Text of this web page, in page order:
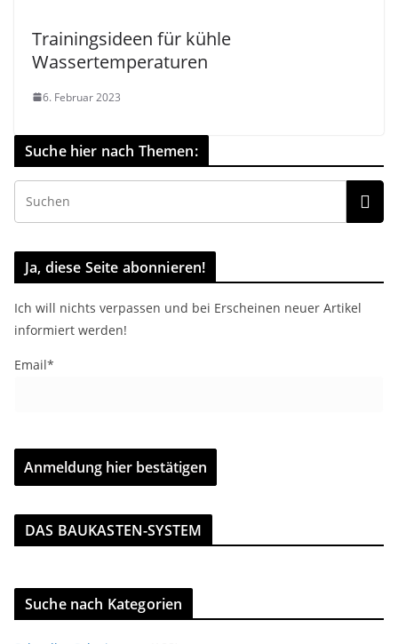
Trainingsideen für kühle
Wassertemperaturen
6. Februar 2023
Suche hier nach Themen:
Ja, diese Seite abonnieren!
Ich will nichts verpassen und bei Erscheinen neuer Artikel
informiert werden!
Email*
DAS BAUKASTEN-SYSTEM
Suche nach Kategorien